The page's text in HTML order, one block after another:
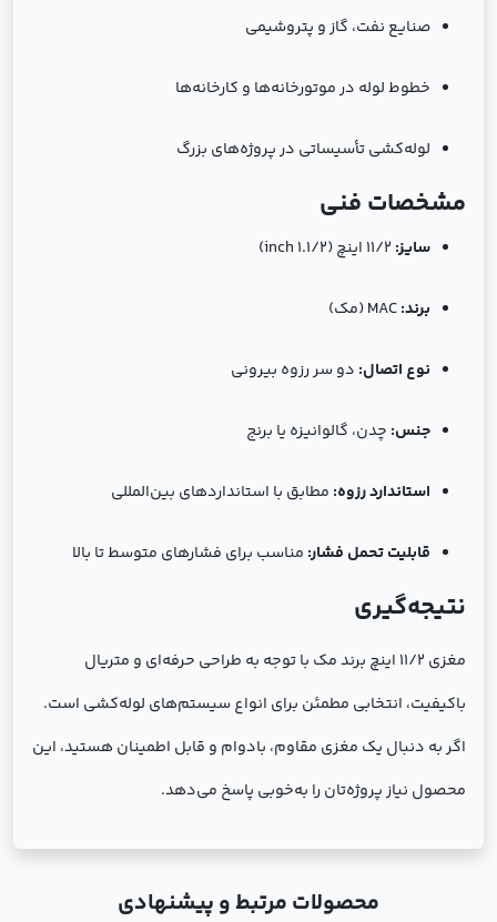
صنایع نفت، گاز و پتروشیمی
خطوط لوله در موتورخانه‌ها و کارخانه‌ها
لوله‌کشی تأسیساتی در پروژه‌های بزرگ
مشخصات فنی
سایز:
برند:
نوع اتصال: دو سر رزوه بیرونی
جنس: چدن، گالوانیزه یا برنج
استاندارد رزوه: مطابق با استانداردهای بین‌المللی
قابلیت تحمل فشار: مناسب برای فشارهای متوسط تا بالا
نتیجه‌گیری
مغزی ۱۱/۲ اینچ برند مک با توجه به طراحی حرفه‌ای و متریال
باکیفیت، انتخابی مطمئن برای انواع سیستم‌های لوله‌کشی است.
اگر به دنبال یک مغزی مقاوم، بادوام و قابل اطمینان هستید، این
محصول نیاز پروژه‌تان را به‌خوبی پاسخ می‌دهد.
محصولات مرتبط و پیشنهادی